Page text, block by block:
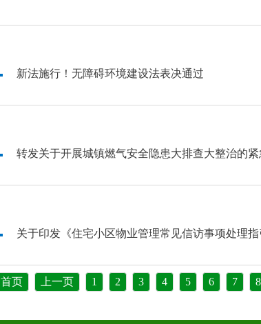
新法施行！无障碍环境建设法表决通过
转发关于开展城镇燃气安全隐患大排查大整治的紧
关于印发《住宅小区物业管理常见信访事项处理
首页 上一页 1 2 3 4 5 6 7 8